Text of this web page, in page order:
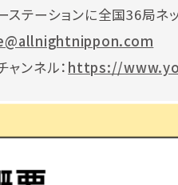
ステーションに全国36局ネ
ンネル： https://